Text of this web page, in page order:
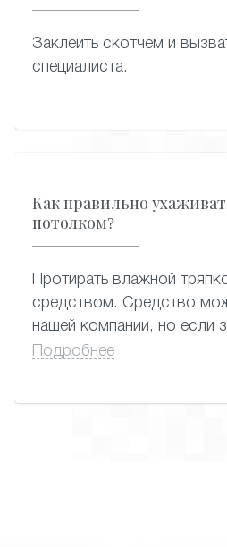
Заклеить скотчем и
специалиста.
Как правильно
потолком?
Протирать влажной
средством. Средство
нашей компании, но если
вам его подарят.
Подробнее